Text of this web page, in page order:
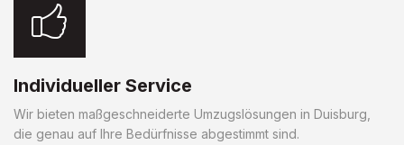
Individueller Service
Wir bieten maßgeschneiderte Umzugslösungen in Duisburg,
die genau auf Ihre Bedürfnisse abgestimmt sind.